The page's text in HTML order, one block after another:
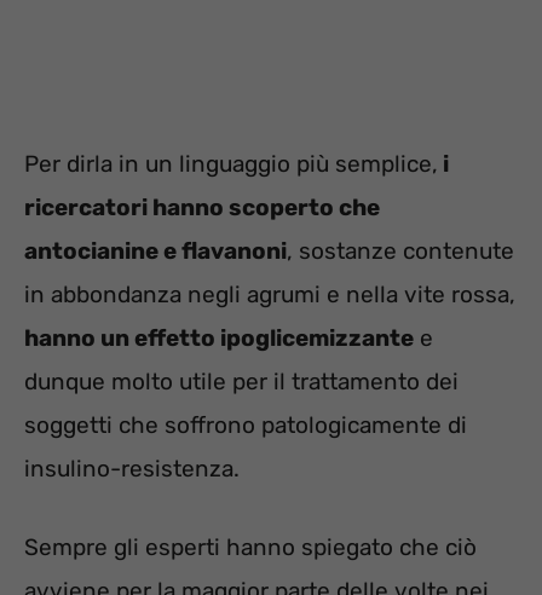
Per dirla in un linguaggio più semplice, i
ricercatori hanno scoperto che
antocianine e flavanoni, sostanze contenute
in abbondanza negli agrumi e nella vite rossa,
hanno un effetto ipoglicemizzante e
dunque molto utile per il trattamento dei
soggetti che soffrono patologicamente di
insulino-resistenza.
Sempre gli esperti hanno spiegato che ciò